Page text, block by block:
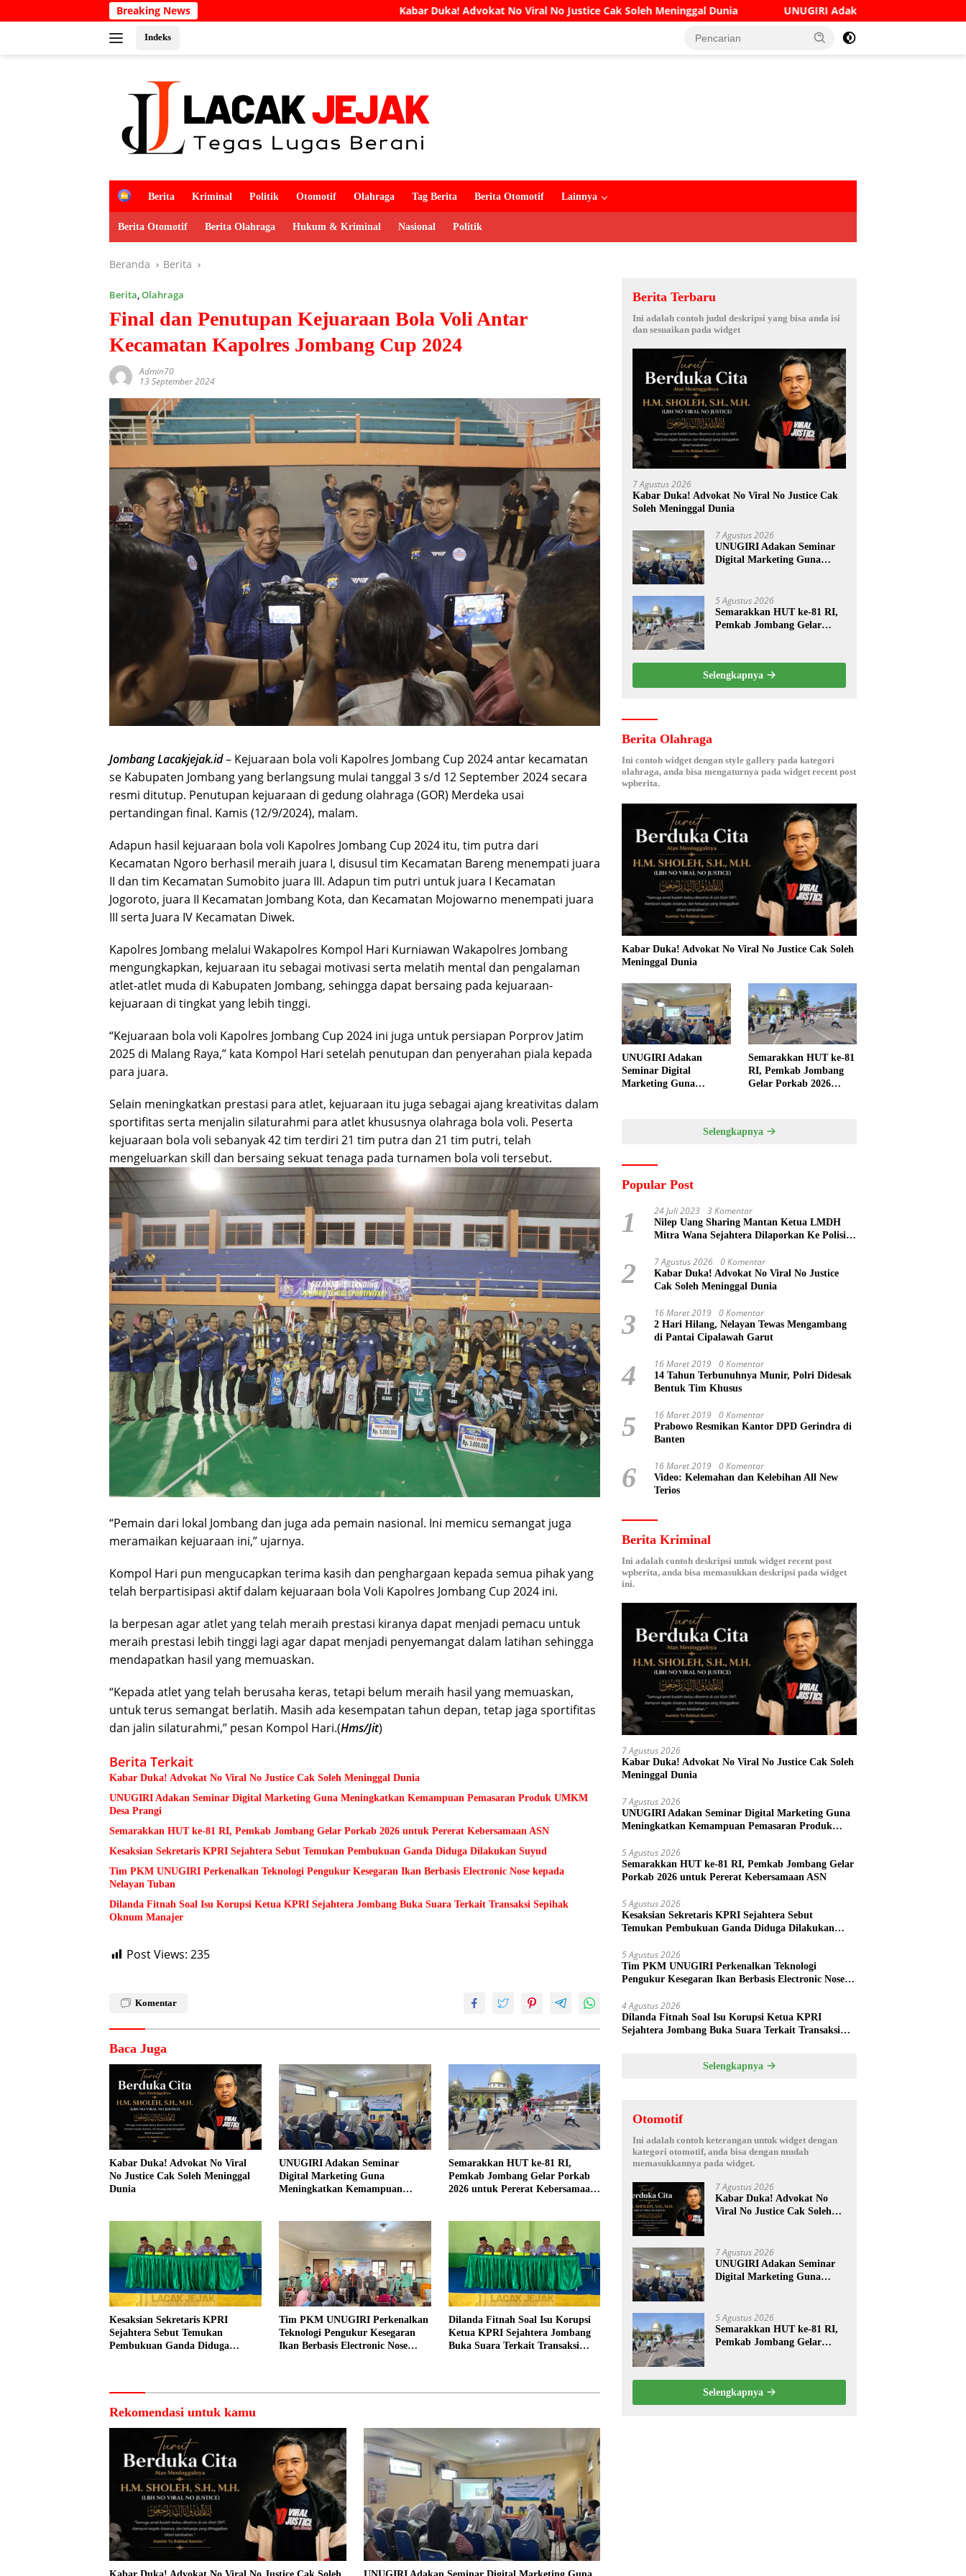
ke
Breaking News Kabar Duka! Advokat No Viral No Justice Cak Soleh Meninggal Dunia UNUGIRI Adakan Seminar Digital Marketing Guna
Indeks
H
m
e
Berita Kriminal Politik Otomotif Olahraga Tag Berita Berita Otomotif Lainnya
Berita Otomotif Berita Olahraga Hukum & Kriminal Nasional Politik
Beranda Berita
Berita,Olahraga
Final dan Penutupan Kejuaraan Bola Voli Antar
Kecamatan Kapolres Jombang Cup 2024
Admin70
13 September 2024
Jombang Lacakjejak.id– Kejuaraan bola voli Kapolres Jombang Cup 2024 antar kecamatan
se Kabupaten Jombang yang berlangsung mulai tanggal 3 s/d 12 September 2024 secara
resmi ditutup. Penutupan kejuaraan di gedung olahraga (GOR) Merdeka usai
pertandingan final. Kamis (12/9/2024), malam.
Adapun hasil kejuaraan bola voli Kapolres Jombang Cup 2024 itu, tim putra dari
Kecamatan Ngoro berhasil meraih juara I, disusul tim Kecamatan Bareng menempati juara
II dan tim Kecamatan Sumobito juara III. Adapun tim putri untuk juara I Kecamatan
Jogoroto, juara II Kecamatan Jombang Kota, dan Kecamatan Mojowarno menempati juara
III serta Juara IV Kecamatan Diwek.
Kapolres Jombang melalui Wakapolres Kompol Hari Kurniawan Wakapolres Jombang
mengungkapkan, kejuaraan itu sebagai motivasi serta melatih mental dan pengalaman
atlet-atlet muda di Kabupaten Jombang, sehingga dapat bersaing pada kejuaraan-
kejuaraan di tingkat yang lebih tinggi.
“Kejuaraan bola voli Kapolres Jombang Cup 2024 ini juga untuk persiapan Porprov Jatim
2025 di Malang Raya,” kata Kompol Hari setelah penutupan dan penyerahan piala kepada
para juara.
Selain meningkatkan prestasi para atlet, kejuaraan itu juga sebagai ajang kreativitas dalam
sportifitas serta menjalin silaturahmi para atlet khususnya olahraga bola voli. Peserta
kejuaraan bola voli sebanyak 42 tim terdiri 21 tim putra dan 21 tim putri, telah
mengeluarkan skill dan bersaing sekuat tenaga pada turnamen bola voli tersebut.
“Pemain dari lokal Jombang dan juga ada pemain nasional. Ini memicu semangat juga
meramaikan kejuaraan ini,” ujarnya.
Kompol Hari pun mengucapkan terima kasih dan penghargaan kepada semua pihak yang
telah berpartisipasi aktif dalam kejuaraan bola Voli Kapolres Jombang Cup 2024 ini.
Ia berpesan agar atlet yang telah meraih prestasi kiranya dapat menjadi pemacu untuk
meraih prestasi lebih tinggi lagi agar dapat menjadi penyemangat dalam latihan sehingga
mendapatkan hasil yang memuaskan.
“Kepada atlet yang telah berusaha keras, tetapi belum meraih hasil yang memuaskan,
untuk terus semangat berlatih. Masih ada kesempatan tahun depan, tetap jaga sportifitas
dan jalin silaturahmi,” pesan Kompol Hari.(Hms/Jit)
Berita Terkait
Kabar Duka! Advokat No Viral No Justice Cak Soleh Meninggal Dunia
UNUGIRI Adakan Seminar Digital Marketing Guna Meningkatkan Kemampuan Pemasaran Produk UMKM
Desa Prangi
Semarakkan HUT ke-81 RI, Pemkab Jombang Gelar Porkab 2026 untuk Pererat Kebersamaan ASN
Kesaksian Sekretaris KPRI Sejahtera Sebut Temukan Pembukuan Ganda Diduga Dilakukan Suyud
Tim PKM UNUGIRI Perkenalkan Teknologi Pengukur Kesegaran Ikan Berbasis Electronic Nose kepada
Nelayan Tuban
Dilanda Fitnah Soal Isu Korupsi Ketua KPRI Sejahtera Jombang Buka Suara Terkait Transaksi Sepihak
Oknum Manajer
Post Views: 235
Komentar
Baca Juga
Kabar Duka! Advokat No Viral
No Justice Cak Soleh Meninggal
Dunia
UNUGIRI Adakan Seminar
Digital Marketing Guna
Meningkatkan Kemampuan
Semarakkan HUT ke-81 RI,
Pemkab Jombang Gelar Porkab
2026 untuk Pererat Kebersamaan
Kesaksian Sekretaris KPRI
Sejahtera Sebut Temukan
Pembukuan Ganda Diduga
Tim PKM UNUGIRI Perkenalkan
Teknologi Pengukur Kesegaran
Ikan Berbasis Electronic Nose
Dilanda Fitnah Soal Isu Korupsi
Ketua KPRI Sejahtera Jombang
Buka Suara Terkait Transaksi
Rekomendasi untuk kamu
Berita Terbaru
Ini adalah contoh judul deskripsi yang bisa anda isi
dan sesuaikan pada widget
7 Agustus 2026
Kabar Duka! Advokat No Viral No Justice Cak
Soleh Meninggal Dunia
7 Agustus 2026
UNUGIRI Adakan Seminar
Digital Marketing Guna
Desa Prangi
5 Agustus 2026
Semarakkan HUT ke-81 RI,
Pemkab Jombang Gelar
Selengkapnya
Berita Olahraga
Ini contoh widget dengan style gallery pada kategori
olahraga, anda bisa mengaturnya pada widget recent post
wpberita.
Kabar Duka! Advokat No Viral No Justice Cak Soleh
Meninggal Dunia
UNUGIRI Adakan
Seminar Digital
Marketing Guna
Semarakkan HUT ke-81
RI, Pemkab Jombang
Gelar Porkab 2026
Selengkapnya
Popular Post
1 24 Juli 2023 3 Komentar
Nilep Uang Sharing Mantan Ketua LMDH
Mitra Wana Sejahtera Dilaporkan Ke Polisi
2 7 Agustus 2026 0 Komentar
Kabar Duka! Advokat No Viral No Justice
Cak Soleh Meninggal Dunia
3 16 Maret 2019 0 Komentar
2 Hari Hilang, Nelayan Tewas Mengambang
di Pantai Cipalawah Garut
4 16 Maret 2019 0 Komentar
14 Tahun Terbunuhnya Munir, Polri Didesak
Bentuk Tim Khusus
5 16 Maret 2019 0 Komentar
Prabowo Resmikan Kantor DPD Gerindra di
Banten
6 16 Maret 2019 0 Komentar
Video: Kelemahan dan Kelebihan All New
Terios
Berita Kriminal
Ini adalah contoh deskripsi untuk widget recent post
wpberita, anda bisa memasukkan deskripsi pada widget
ini.
7 Agustus 2026
Kabar Duka! Advokat No Viral No Justice Cak Soleh
Meninggal Dunia
7 Agustus 2026
UNUGIRI Adakan Seminar Digital Marketing Guna
Meningkatkan Kemampuan Pemasaran Produk
5 Agustus 2026
Semarakkan HUT ke-81 RI, Pemkab Jombang Gelar
Porkab 2026 untuk Pererat Kebersamaan ASN
5 Agustus 2026
Kesaksian Sekretaris KPRI Sejahtera Sebut
Temukan Pembukuan Ganda Diduga Dilakukan
5 Agustus 2026
Tim PKM UNUGIRI Perkenalkan Teknologi
Pengukur Kesegaran Ikan Berbasis Electronic Nose
4 Agustus 2026
Dilanda Fitnah Soal Isu Korupsi Ketua KPRI
Sejahtera Jombang Buka Suara Terkait Transaksi
Selengkapnya
Otomotif
Ini adalah contoh keterangan untuk widget dengan
kategori otomotif, anda bisa dengan mudah
memasukkannya pada widget.
7 Agustus 2026
Kabar Duka! Advokat No
Viral No Justice Cak Soleh
7 Agustus 2026
UNUGIRI Adakan Seminar
Digital Marketing Guna
Desa Prangi
5 Agustus 2026
Semarakkan HUT ke-81 RI,
Pemkab Jombang Gelar
Selengkapnya